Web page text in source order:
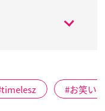
timelesz お笑い